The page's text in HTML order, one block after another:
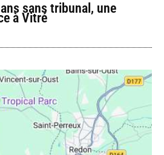
sans tribunal, une
à Vitré